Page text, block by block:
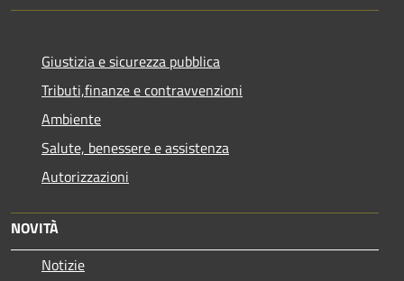
Giustizia e sicurezza pubblica
Tributi,finanze e contravvenzioni
Ambiente
Salute, benessere e assistenza
Autorizzazioni
NOVITÀ
Notizie